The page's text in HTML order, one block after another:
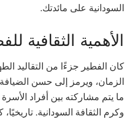
السودانية على مائدتك.
الأهمية الثقافية
كان الفطير جزءًا من التقاليد
الزمان، ويرمز إلى حسن
ما يتم مشاركته بين أفراد
وكرم الثقافة السودانية.